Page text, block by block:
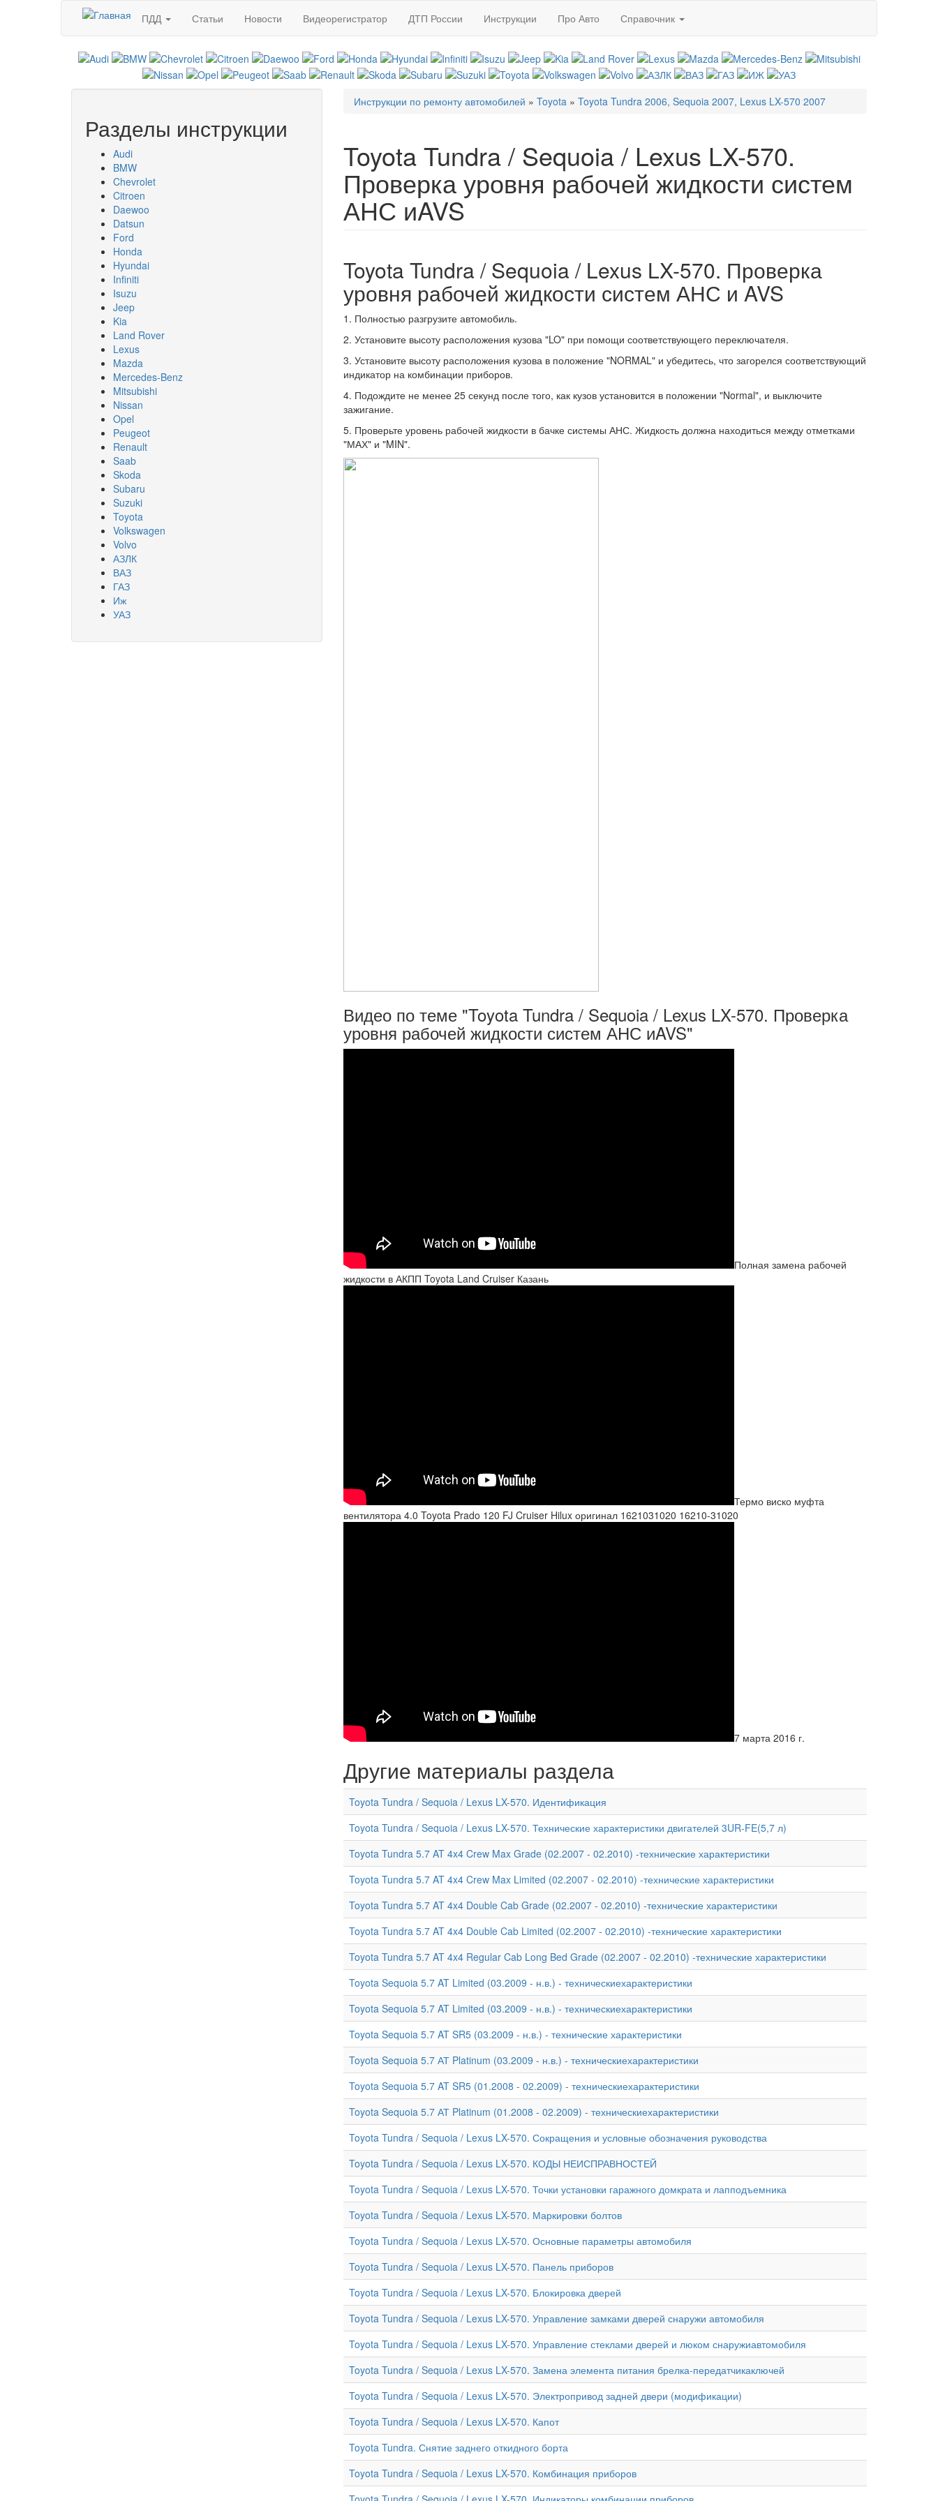
Перейти к основному содержанию
ПДД
Статьи Новости Видеорегистратор ДТП России Инструкции Про Авто Справочник
Разделы инструкции
Audi
BMW
Chevrolet
Citroen
Daewoo
Datsun
Ford
Honda
Hyundai
Infiniti
Isuzu
Jeep
Kia
Land Rover
Lexus
Mazda
Mercedes-Benz
Mitsubishi
Nissan
Opel
Peugeot
Renault
Saab
Skoda
Subaru
Suzuki
Toyota
Volkswagen
Volvo
АЗЛК
ВАЗ
ГАЗ
Иж
УАЗ
Вы здесь
Инструкции по ремонту автомобилей » Toyota » Toyota Tundra 2006, Sequoia 2007, Lexus LX-570 2007
Toyota Tundra / Sequoia / Lexus LX-570.
Проверка уровня рабочей жидкости систем
АНС иAVS
Toyota Tundra / Sequoia / Lexus LX-570. Проверка
уровня рабочей жидкости систем АНС и AVS
1. Полностью разгрузите автомобиль.
2. Установите высоту расположения кузова "LO" при помощи соответствующего переключателя.
3. Установите высоту расположения кузова в положение "NORMAL" и убедитесь, что загорелся соответствующий
индикатор на комбинации приборов.
4. Подождите не менее 25 секунд после того, как кузов установится в положении "Normal", и выключите
зажигание.
5. Проверьте уровень рабочей жидкости в бачке системы АНС. Жидкость должна находиться между отметками
"МАХ" и "MIN".
Видео по теме "Toyota Tundra / Sequoia / Lexus LX-570. Проверка
уровня рабочей жидкости систем АНС иAVS"
Полная замена рабочей
жидкости в АКПП Toyota Land Cruiser Казань
Термо виско муфта
вентилятора 4.0 Toyota Prado 120 FJ Cruiser Hilux оригинал 1621031020 16210-31020
7 марта 2016 г.
Другие материалы раздела
Toyota Tundra / Sequoia / Lexus LX-570. Идентификация
Toyota Tundra / Sequoia / Lexus LX-570. Технические характеристики двигателей 3UR-FE(5,7 л)
Toyota Tundra 5.7 AT 4x4 Crew Max Grade (02.2007 - 02.2010) -технические характеристики
Toyota Tundra 5.7 AT 4x4 Crew Max Limited (02.2007 - 02.2010) -технические характеристики
Toyota Tundra 5.7 AT 4x4 Double Cab Grade (02.2007 - 02.2010) -технические характеристики
Toyota Tundra 5.7 AT 4x4 Double Cab Limited (02.2007 - 02.2010) -технические характеристики
Toyota Tundra 5.7 AT 4x4 Regular Cab Long Bed Grade (02.2007 - 02.2010) -технические характеристики
Toyota Sequoia 5.7 AT Limited (03.2009 - н.в.) - техническиехарактеристики
Toyota Sequoia 5.7 AT Limited (03.2009 - н.в.) - техническиехарактеристики
Toyota Sequoia 5.7 AT SR5 (03.2009 - н.в.) - технические характеристики
Toyota Sequoia 5.7 АТ Platinum (03.2009 - н.в.) - техническиехарактеристики
Toyota Sequoia 5.7 AT SR5 (01.2008 - 02.2009) - техническиехарактеристики
Toyota Sequoia 5.7 АТ Platinum (01.2008 - 02.2009) - техническиехарактеристики
Toyota Tundra / Sequoia / Lexus LX-570. Сокращения и условные обозначения руководства
Toyota Tundra / Sequoia / Lexus LX-570. КОДЫ НЕИСПРАВНОСТЕЙ
Toyota Tundra / Sequoia / Lexus LX-570. Точки установки гаражного домкрата и лапподъемника
Toyota Tundra / Sequoia / Lexus LX-570. Маркировки болтов
Toyota Tundra / Sequoia / Lexus LX-570. Основные параметры автомобиля
Toyota Tundra / Sequoia / Lexus LX-570. Панель приборов
Toyota Tundra / Sequoia / Lexus LX-570. Блокировка дверей
Toyota Tundra / Sequoia / Lexus LX-570. Управление замками дверей снаружи автомобиля
Toyota Tundra / Sequoia / Lexus LX-570. Управление стеклами дверей и люком снаружиавтомобиля
Toyota Tundra / Sequoia / Lexus LX-570. Замена элемента питания брелка-передатчикаключей
Toyota Tundra / Sequoia / Lexus LX-570. Электропривод задней двери (модификации)
Toyota Tundra / Sequoia / Lexus LX-570. Капот
Toyota Tundra. Снятие заднего откидного борта
Toyota Tundra / Sequoia / Lexus LX-570. Комбинация приборов